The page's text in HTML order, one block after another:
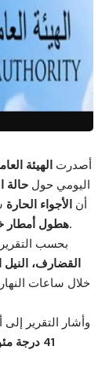
أصدرت الهيئة
اليومي حول حالة
أن الأجواء الحارة
هطول أمطار.
بحسب
القضارف، النيل
خلال ساعات
وأشار التقرير
41 درجة مئوية